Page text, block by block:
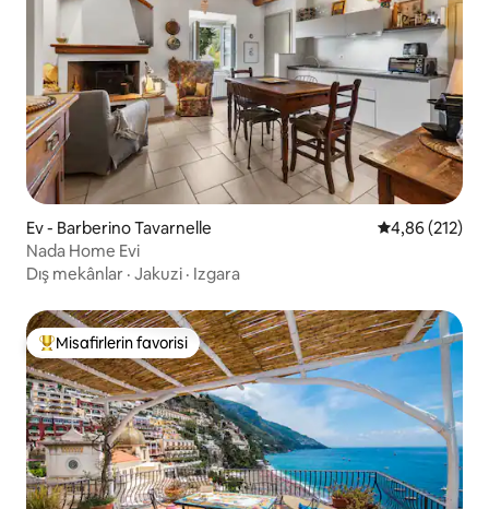
Ev - Barberino Tavarnelle 5 üzerinden
4,86 (212)
Nada Home Evi
Dış mekânlar · Jakuzi · Izgara
Misafirlerin favorilerinden en beğenilenler arasında
Misafirlerin favorisi